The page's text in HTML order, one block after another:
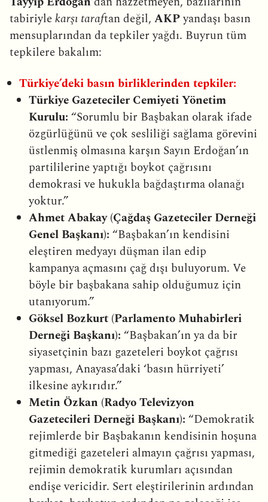
tabiriylekarşı taraftan değil, AKPyandaşı basın
mensuplarından da tepkiler yağdı. Buyrun tüm
tepkilere bakalım:
Türkiye’deki basın birliklerinden tepkiler:
Türkiye Gazeteciler Cemiyeti Yönetim
Kurulu: “Sorumlu bir Başbakan olarak ifade
özgürlüğünü ve çok sesliliği sağlama görevini
üstlenmiş olmasına karşın Sayın Erdoğan’ın
partililerine yaptığı boykot çağrısını
demokrasi ve hukukla bağdaştırma olanağı
yoktur.”
Ahmet Abakay (Çağdaş Gazeteciler Derneği
Genel Başkanı): “Başbakan’ın kendisini
eleştiren medyayı düşman ilan edip
kampanya açmasını çağ dışı buluyorum. Ve
böyle bir başbakana sahip olduğumuz için
utanıyorum.”
Göksel Bozkurt (Parlamento Muhabirleri
Derneği Başkanı): “Başbakan’ın ya da bir
siyasetçinin bazı gazeteleri boykot çağrısı
yapması, Anayasa’daki ‘basın hürriyeti’
ilkesine aykırıdır.”
Metin Özkan (Radyo Televizyon
Gazetecileri Derneği Başkanı): “Demokratik
rejimlerde bir Başbakanın kendisinin hoşuna
gitmediği gazeteleri almayın çağrısı yapması,
rejimin demokratik kurumları açısından
endişe vericidir. Sert eleştirilerinin ardından